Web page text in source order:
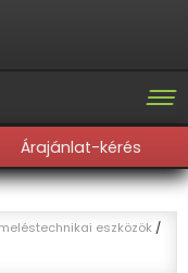
Árajánlat-kérés
eszközök /